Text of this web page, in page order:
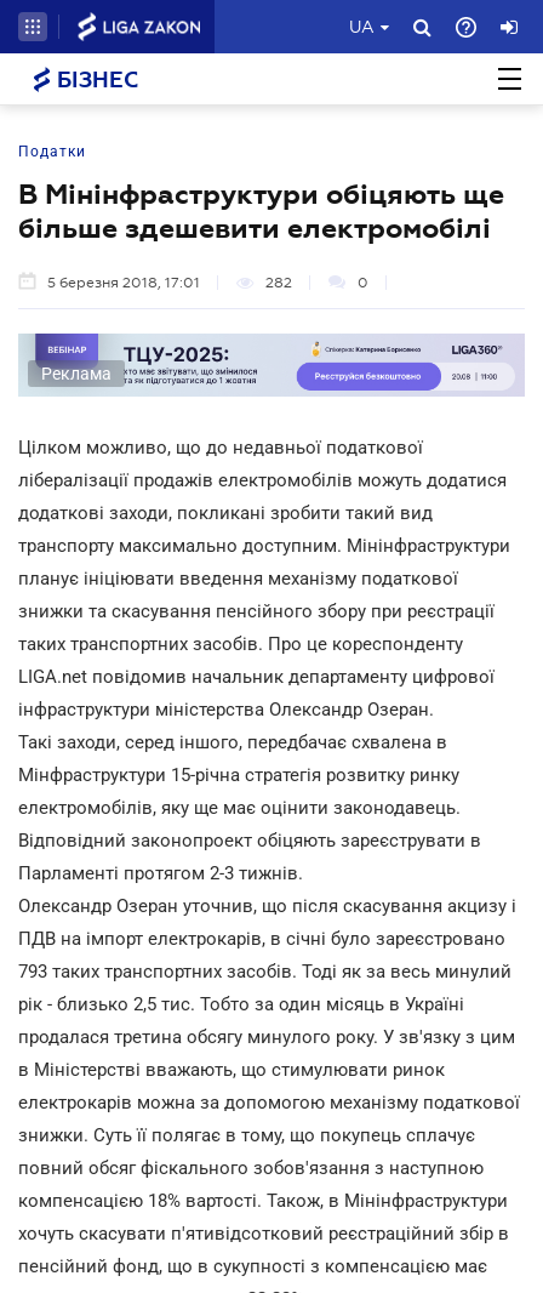
UA
БІЗНЕС
Податки
В Мінінфраструктури обіцяють ще
більше здешевити електромобілі
5 березня 2018, 17:01 282 0
Реклама
Цілком можливо, що до недавньої податкової
лібералізації продажів електромобілів можуть додатися
додаткові заходи, покликані зробити такий вид
транспорту максимально доступним. Мінінфраструктури
планує ініціювати введення механізму податкової
знижки та скасування пенсійного збору при реєстрації
таких транспортних засобів. Про це кореспонденту
LIGA.net повідомив начальник департаменту цифрової
інфраструктури міністерства Олександр Озеран.
Такі заходи, серед іншого, передбачає схвалена в
Мінфраструктури 15-річна стратегія розвитку ринку
електромобілів, яку ще має оцінити законодавець.
Відповідний законопроект обіцяють зареєструвати в
Парламенті протягом 2-3 тижнів.
Олександр Озеран уточнив, що після скасування акцизу і
ПДВ на імпорт електрокарів, в січні було зареєстровано
793 таких транспортних засобів. Тоді як за весь минулий
рік - близько 2,5 тис. Тобто за один місяць в Україні
продалася третина обсягу минулого року. У зв'язку з цим
в Міністерстві вважають, що стимулювати ринок
електрокарів можна за допомогою механізму податкової
знижки. Суть її полягає в тому, що покупець сплачує
повний обсяг фіскального зобов'язання з наступною
компенсацією 18% вартості. Також, в Мінінфраструктури
хочуть скасувати п'ятивідсотковий реєстраційний збір в
пенсійний фонд, що в сукупності з компенсацією має